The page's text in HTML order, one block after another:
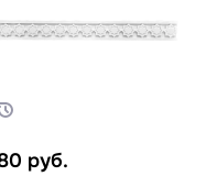
руб.